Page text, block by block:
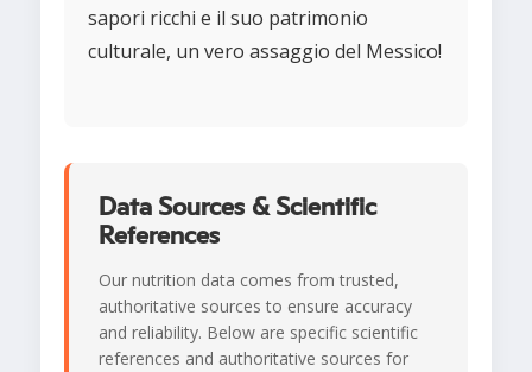
sapori ricchi e il suo patrimonio
culturale, un vero assaggio del Messico!
Data Sources & Scientific
References
Our nutrition data comes from trusted,
authoritative sources to ensure accuracy
and reliability. Below are specific scientific
references and authoritative sources for